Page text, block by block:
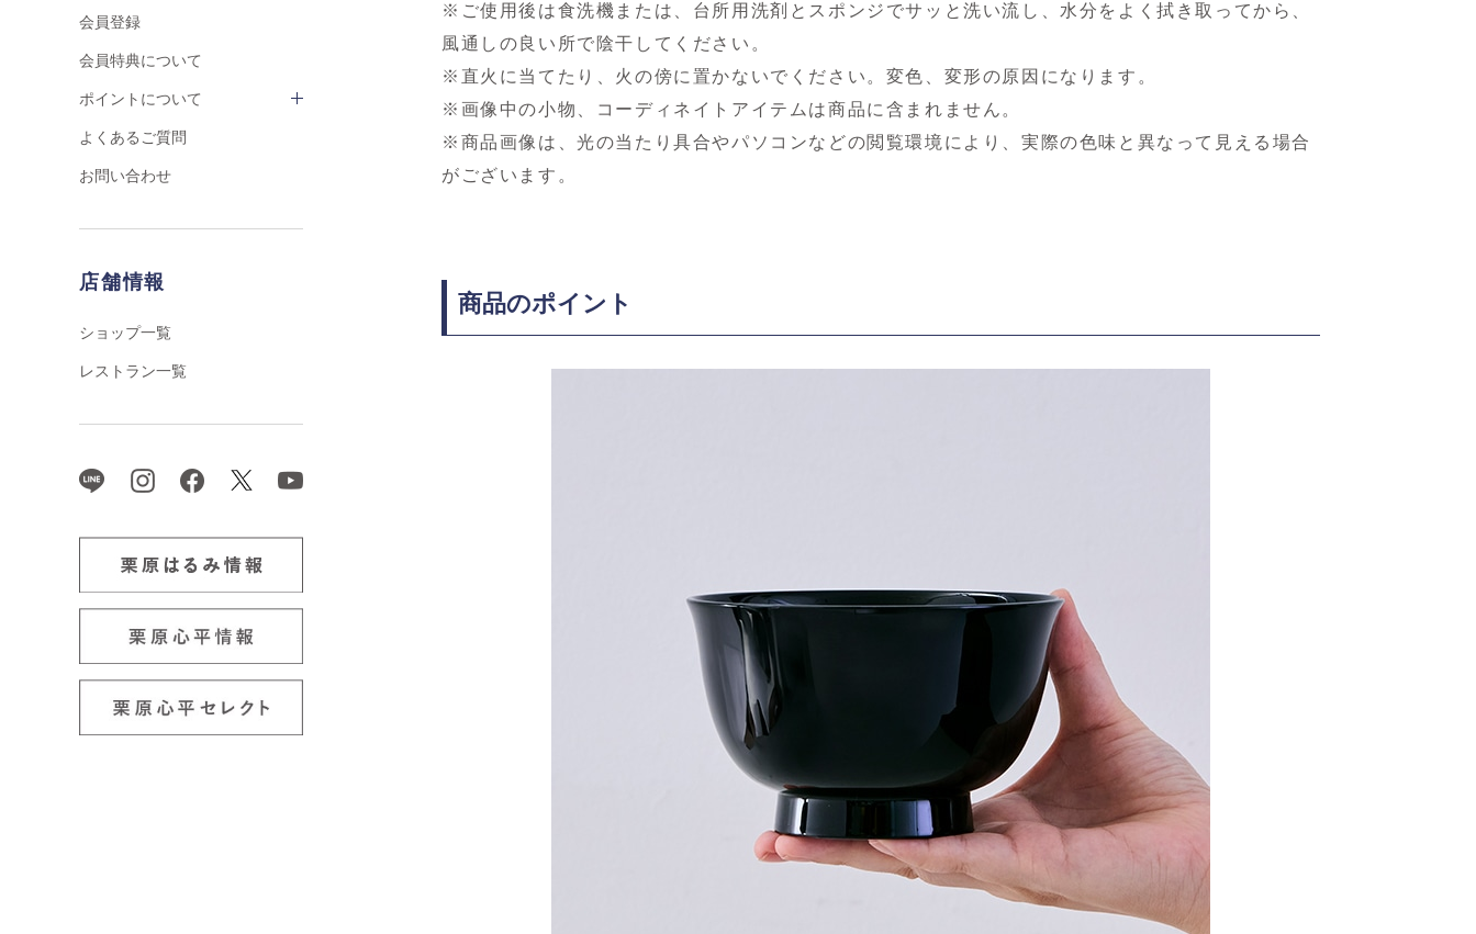
会員登録
会員特典について
ポイントについて
よくあるご質問
お問い合わせ
店舗情報
ショップ一覧
レストラン一覧
※ご使用後は食洗機または、台所用洗剤とスポンジでサッと洗い流し、水分をよく拭き取ってから、
風通しの良い所で陰干してください。
※直火に当てたり、火の傍に置かないでください。変色、変形の原因になります。
※画像中の小物、コーディネイトアイテムは商品に含まれません。
※商品画像は、光の当たり具合やパソコンなどの閲覧環境により、実際の色味と異なって見える場合
がございます。
商品のポイント